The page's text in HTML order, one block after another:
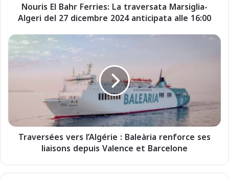
F
r
e
L
a
Nouris El Bahr Ferries: La traversata Marsiglia-
Algeri del 27 dicembre 2024 anticipata alle 16:00
T
a
r
e
r
Traversées vers l’Algérie : Baleària renforce ses
liaisons depuis Valence et Barcelone